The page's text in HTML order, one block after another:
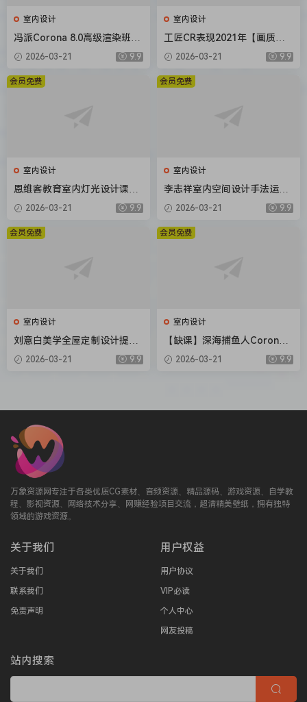
室内设计
冯派Corona 8.0高级渲染班18
期2022年【画质高清有大部分
素材】
2026-03-21 9.9
室内设计
工匠CR表现2021年【画质不
错有大部分素材】
2026-03-21 9.9
室内设计
恩维客教育室内灯光设计课
【画质还行只有视频】
2026-03-21 9.9
会员免费
室内设计
李志祥室内空间设计手法运用
底层逻辑第1-3期合集【画质
高清有课件】
2026-03-21 9.9
会员免费
室内设计
刘意白美学全屋定制设计提升
课2022年【画质高清有课件】
2026-03-21 9.9
会员免费
室内设计
【缺课】深海捕鱼人Corona7.
0渲染器教程2022年【画质不
错素材不全】
2026-03-21 9.9
会员免费
万象资源网专注于各类优质CG素材、音频资源、精品源码、游戏资源、自学教
程、影视资源、网络技术分享、网赚经验项目交流，超清精美壁纸，拥有独特
领域的游戏资源。
关于我们
关于我们
联系我们
免责声明
用户权益
用户协议
VIP必读
个人中心
网友投稿
站内搜索